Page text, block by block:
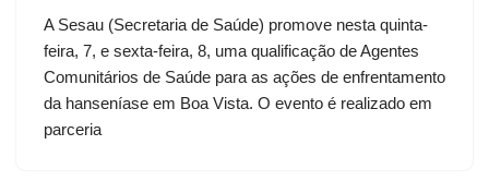
A Sesau (Secretaria de Saúde) promove nesta quinta-
feira, 7, e sexta-feira, 8, uma qualificação de Agentes
Comunitários de Saúde para as ações de enfrentamento
da hanseníase em Boa Vista. O evento é realizado em
parceria